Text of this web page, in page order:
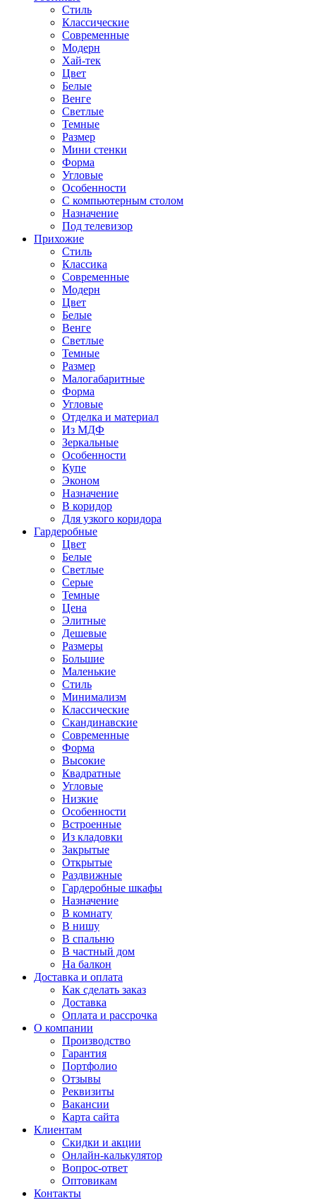
Стиль
Классические
Современные
Модерн
Хай-тек
Цвет
Белые
Венге
Светлые
Темные
Размер
Мини стенки
Форма
Угловые
Особенности
С компьютерным столом
Назначение
Под телевизор
Прихожие
Стиль
Классика
Современные
Модерн
Цвет
Белые
Венге
Светлые
Темные
Размер
Малогабаритные
Форма
Угловые
Отделка и материал
Из МДФ
Зеркальные
Особенности
Купе
Эконом
Назначение
В коридор
Для узкого коридора
Гардеробные
Цвет
Белые
Светлые
Серые
Темные
Цена
Элитные
Дешевые
Размеры
Большие
Маленькие
Стиль
Минимализм
Классические
Скандинавские
Современные
Форма
Высокие
Квадратные
Угловые
Низкие
Особенности
Встроенные
Из кладовки
Закрытые
Открытые
Раздвижные
Гардеробные шкафы
Назначение
В комнату
В нишу
В спальню
В частный дом
На балкон
Доставка и оплата
Как сделать заказ
Доставка
Оплата и рассрочка
О компании
Производство
Гарантия
Портфолио
Отзывы
Реквизиты
Вакансии
Карта сайта
Клиентам
Скидки и акции
Онлайн-калькулятор
Вопрос-ответ
Оптовикам
Контакты